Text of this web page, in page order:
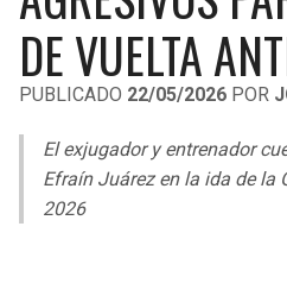
LIGA DE EXPANSIÓN MX
LEAGUES CUP
UEFA EUROPA LEAGUE
UEFA CONFERENCE LEAGUE
COPA LIBERTADORES
COPA SUDAMERICANA
RAIDERS
RAVENS
CAVALIERS
PACERS
DE VUELTA
PUBLICADO 22/05/2026 POR
El exjugador y entrenador
Efraín Juárez en la ida de la
2026